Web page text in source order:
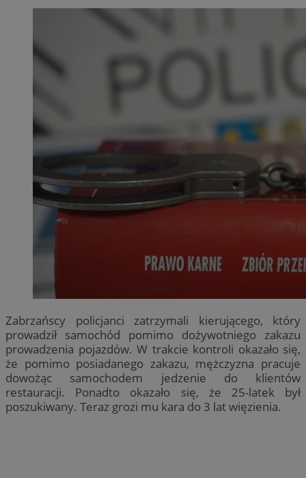
Zabrzańscy policjanci zatrzymali kierującego, który
prowadził samochód pomimo dożywotniego zakazu
prowadzenia pojazdów. W trakcie kontroli okazało się,
że pomimo posiadanego zakazu, mężczyzna pracuje
dowożąc samochodem jedzenie do klientów
restauracji. Ponadto okazało się, że 25-latek był
poszukiwany. Teraz grozi mu kara do 3 lat więzienia.